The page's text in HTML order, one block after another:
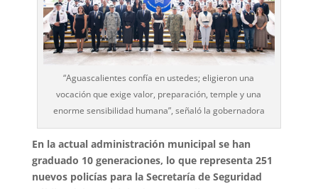
“Aguascalientes confía en ustedes; eligieron una
vocación que exige valor, preparación, temple y una
enorme sensibilidad humana”, señaló la gobernadora
En la actual administración municipal se han
graduado 10 generaciones, lo que representa 251
nuevos policías para la Secretaría de Seguridad